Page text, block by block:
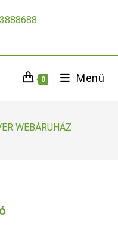
0 Menü
WEBÁRUHÁZ